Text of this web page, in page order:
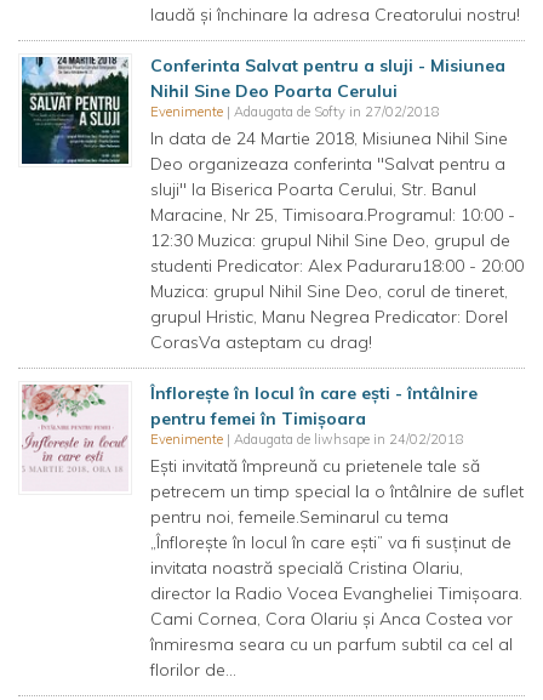
laudă și închinare la adresa Creatorului nostru!
Conferinta Salvat pentru a sluji - Misiunea
Nihil Sine Deo Poarta Cerului
Evenimente | Adaugata de Softy in 27/02/2018
In data de 24 Martie 2018, Misiunea Nihil Sine
Deo organizeaza conferinta "Salvat pentru a
sluji" la Biserica Poarta Cerului, Str. Banul
Maracine, Nr 25, Timisoara.Programul: 10:00 -
12:30 Muzica: grupul Nihil Sine Deo, grupul de
studenti Predicator: Alex Paduraru18:00 - 20:00
Muzica: grupul Nihil Sine Deo, corul de tineret,
grupul Hristic, Manu Negrea Predicator: Dorel
CorasVa asteptam cu drag!
Înflorește în locul în care ești - întâlnire
pentru femei în Timișoara
Evenimente | Adaugata de liwhsape in 24/02/2018
Eşti invitată împreună cu prietenele tale să
petrecem un timp special la o întâlnire de suflet
pentru noi, femeile.Seminarul cu tema
„Înfloreşte în locul în care eşti” va fi susţinut de
invitata noastră specială Cristina Olariu,
director la Radio Vocea Evangheliei Timişoara.
Cami Cornea, Cora Olariu şi Anca Costea vor
înmiresma seara cu un parfum subtil ca cel al
florilor de...